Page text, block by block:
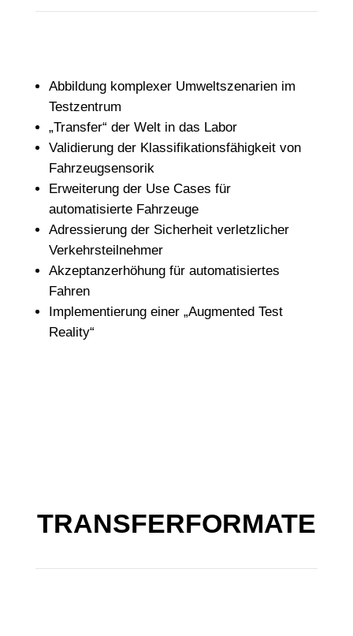
Abbildung komplexer Umweltszenarien im
Testzentrum
„Transfer“ der Welt in das Labor
Validierung der Klassifikationsfähigkeit von
Fahrzeugsensorik
Erweiterung der Use Cases für
automatisierte Fahrzeuge
Adressierung der Sicherheit verletzlicher
Verkehrsteilnehmer
Akzeptanzerhöhung für automatisiertes
Fahren
Implementierung einer „Augmented Test
Reality“
TRANSFERFORMATE